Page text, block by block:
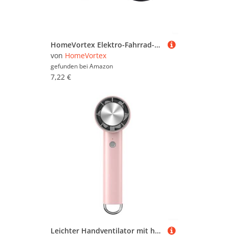
HomeVortex Elektro-Fahrrad-Batterieschloss, Diebstahlschutz, Sattelrohr-Sicherheitsschloss mit Schlüsseln, Zinklegierung, Aluminiumkern für E-Bike-Akku-Schutz (Typ B)
von HomeVortex
gefunden bei Amazon
7,22 €
Leichter Handventilator mit hoher Windgeschwindigkeit, 2000 mAh Akku für den Sommer (Rosa)